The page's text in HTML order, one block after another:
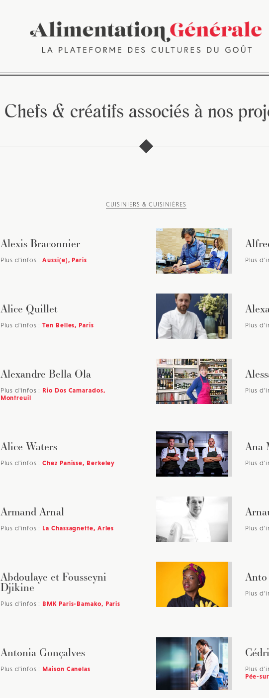
Chefs & créatifs associés à nos
CUISINIERS & CUISINIÈRES
Alexis Braconnier
Plus d'infos :Aussi(e), Paris Plus
Alice Quillet
Plus d'infos :Ten Belles, Paris Plus
Alexandre Bella Ola
Plus d'infos : Rio Dos Camarados,
Montreuil
Plus
Alice Waters
Plus d'infos :Chez Panisse, Berkeley
Ana
Plus
Armand Arnal
Plus d'infos : La Chassagnette, Arles Plus
Abdoulaye et Fousseyni
Djikine
Plus d'infos : BMK Paris-Bamako, Paris
Anto
Plus
Antonia Gonçalves
Plus d'infos : Maison Canelas Plus
Pée-
JE M'INSCRIS À LA NEWSLETTER
Pour recevoir toutes les deux semaines notre lettre d’info avec
sélection d’articles …